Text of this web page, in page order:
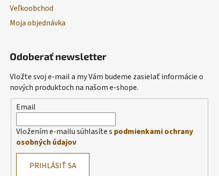
Veľkoobchod
Moja objednávka
Odoberať newsletter
Vložte svoj e-mail a my Vám budeme zasielať informácie o
nových produktoch na našom e-shope.
Email
Vložením e-mailu súhlasíte s podmienkami ochrany
osobných údajov
PRIHLÁSIŤ SA